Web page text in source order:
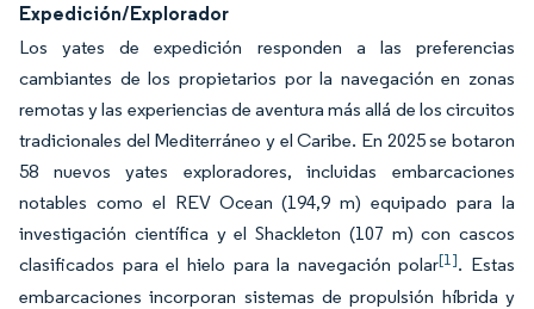
Expedición/Explorador
Los yates de expedición responden a las preferencias
cambiantes de los propietarios por la navegación en zonas
remotas y las experiencias de aventura más allá de los circuitos
tradicionales del Mediterráneo y el Caribe. En 2025 se botaron
58 nuevos yates exploradores, incluidas embarcaciones
notables como el REV Ocean (194,9 m) equipado para la
investigación científica y el Shackleton (107 m) con cascos
clasificados para el hielo para la navegación polar[1]. Estas
embarcaciones incorporan sistemas de propulsión híbrida y